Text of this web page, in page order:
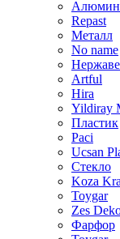
Repast
Металл
No name
Artful
Hira
Yildiray
Пластик
Paci
Ucsan
Стекло
Koza
Toygar
Zes
Фарфор